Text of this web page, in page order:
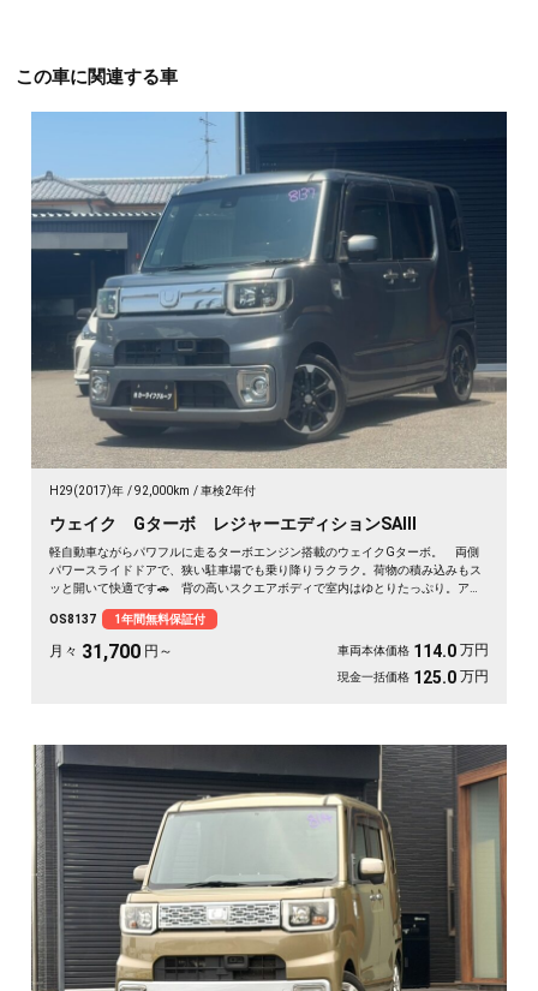
この車に関連する車
H29(2017)年 92,000km 車検2年付
ウェイク Gターボ レジャーエディションSAⅢ
軽自動車ながらパワフルに走るターボエンジン搭載のウェイクGターボ。 両側
パワースライドドアで、狭い駐車場でも乗り降りラクラク。荷物の積み込みもス
ッと開いて快適です🚗 背の高いスクエアボディで室内はゆとりたっぷり。アウ
で、遠出のドライブも退屈しません🎵 バックカメラで駐車も安心✌️ 趣味も遊
びも広がる一台。《1年保証付》で安心のカーライフを💎
OS8137 1年間無料保証付
月々 31,700 円～ 車両本体価格 114.0 万円
現金一括価格 125.0 万円